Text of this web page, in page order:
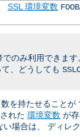
SSL 環境変数
のみ利用できます
、どうしても
を持たせること
れた 環境変数 が
場合は、 ディレ